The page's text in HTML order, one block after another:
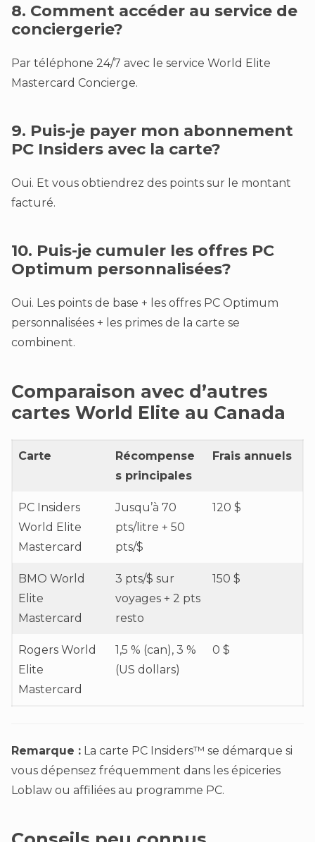
8. Comment accéder au service de
conciergerie?
Par téléphone 24/7 avec le service World Elite
Mastercard Concierge.
9. Puis-je payer mon abonnement
PC Insiders avec la carte?
Oui. Et vous obtiendrez des points sur le montant
facturé.
10. Puis-je cumuler les offres PC
Optimum personnalisées?
Oui. Les points de base + les offres PC Optimum
personnalisées + les primes de la carte se
combinent.
Comparaison avec d’autres
cartes World Elite au Canada
Carte
Récompense
s principales
Frais annuels
PC Insiders
World Elite
Mastercard
Jusqu’à 70
pts/litre + 50
pts/$
120 $
BMO World
Elite
Mastercard
3 pts/$ sur
voyages + 2 pts
resto
150 $
Rogers World
Elite
Mastercard
1,5 % (can), 3 %
(US dollars)
0 $
Remarque : La carte PC Insiders™ se démarque si
vous dépensez fréquemment dans les épiceries
Loblaw ou affiliées au programme PC.